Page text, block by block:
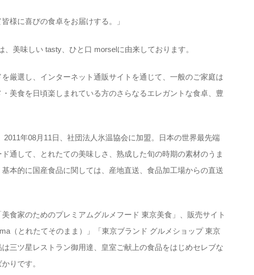
様に喜びの食卓をお届けする。」
美味しい tasty、ひと口 morselに由来しております。
厳選し、インターネット通販サイトを通じて、一般のご家庭は
美食を日頃楽しまれている方のさらなるエレガントな食卓、豊
年08月11日、社団法人氷温協会に加盟。日本の世界最先端
通して、とれたての美味しさ、熟成した旬の時期の素材のうま
本的に国産食品に関しては、産地直送、食品加工場からの直送
食家のためのプレミアムグルメフード 東京美食」、販売サイト
（とれたてそのまま）」「東京ブランド グルメショップ 東京
三ツ星レストラン御用達、皇室ご献上の食品をはじめセレブな
りです。